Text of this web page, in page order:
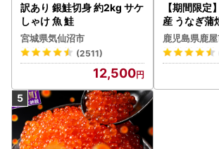
■受領証明書及びワンストップ特例申請書の
入金確認後、注文内容確認画面の【注文者
所にお送りいたします。
発送の時期は、2週間～1ヵ月以内を目途に
は別にお送りいたします。(年末年始を除く)
訳あり 銀鮭切身 約2kg サケ
しゃけ 魚 鮭
宮城県気仙沼市
(2511)
12,500
【期間限定
産 うなぎ
） KN007-
うなぎ 鰻 魚
鹿児島県鹿